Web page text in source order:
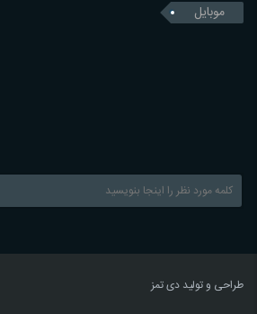
موبایل
طراحی و تولید دی تمز